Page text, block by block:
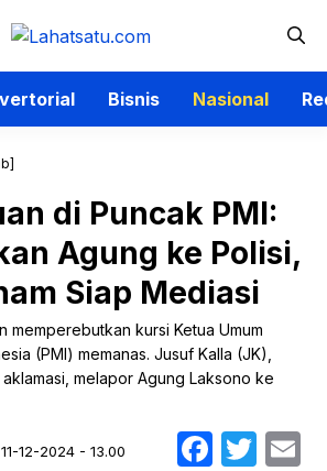
Bisnis Nasional
di Puncak PMI:
Agung ke Polisi,
Siap Mediasi
memperebutkan kursi Ketua Umum
(PMI) memanas. Jusuf Kalla (JK),
melapor Agung Laksono ke
11-12-2024 - 13.00